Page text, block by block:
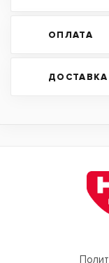
ОПЛАТА
ДОСТАВКА